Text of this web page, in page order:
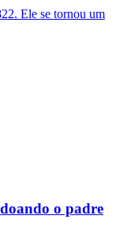
Ele se tornou um
o padre